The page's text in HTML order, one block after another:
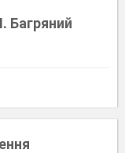
Багряний